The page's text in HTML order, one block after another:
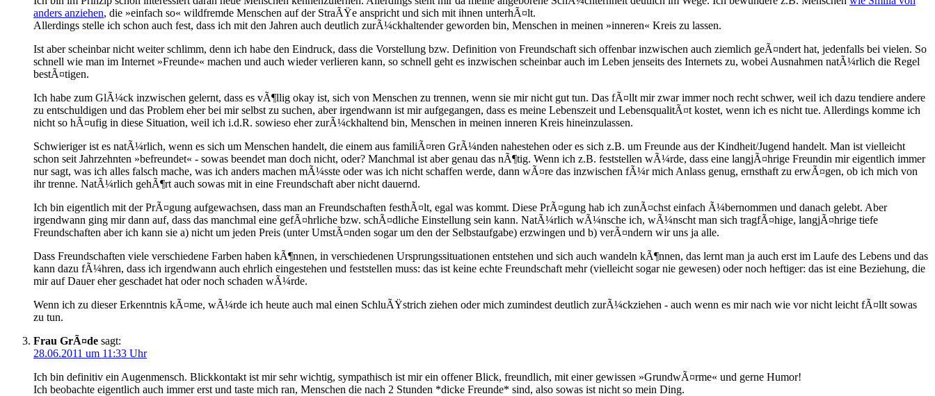
anders anziehen, die »einfach so« wildfremde Menschen auf der StraÃŸe anspricht und sich mit ihnen unterhÃ¤lt.
Allerdings stelle ich schon auch fest, dass ich mit den Jahren auch deutlich zurÃ¼ckhaltender geworden bin, Menschen in meinen »inneren« Kreis zu lassen.
Ist aber scheinbar nicht weiter schlimm, denn ich habe den Eindruck, dass die Vorstellung bzw. Definition von Freundschaft sich offenbar inzwischen auch ziemlich geÃ¤ndert hat, jedenfalls bei vielen. So
schnell wie man im Internet »Freunde« machen und auch wieder verlieren kann, so schnell geht es inzwischen scheinbar auch im Leben jenseits des Internets zu, wobei Ausnahmen natÃ¼rlich die Regel
bestÃ¤tigen.
Ich habe zum GlÃ¼ck inzwischen gelernt, dass es vÃ¶llig okay ist, sich von Menschen zu trennen, wenn sie mir nicht gut tun. Das fÃ¤llt mir zwar immer noch recht schwer, weil ich dazu tendiere andere
zu entschuldigen und das Problem eher bei mir selbst zu suchen, aber irgendwann ist mir aufgegangen, dass es meine Lebenszeit und LebensqualitÃ¤t kostet, wenn ich es nicht tue. Allerdings komme ich
nicht so hÃ¤ufig in diese Situation, weil ich i.d.R. sowieso eher zurÃ¼ckhaltend bin, Menschen in meinen inneren Kreis hineinzulassen.
Schwieriger ist es natÃ¼rlich, wenn es sich um Menschen handelt, die einem aus familiÃ¤ren GrÃ¼nden nahestehen oder es sich z.B. um Freunde aus der Kindheit/Jugend handelt. Man ist vielleicht
schon seit Jahrzehnten »befreundet« - sowas beendet man doch nicht, oder? Manchmal ist aber genau das nÃ¶tig. Wenn ich z.B. feststellen wÃ¼rde, dass eine langjÃ¤hrige Freundin mir eigentlich immer
nur sagt, was ich alles falsch mache, was ich anders machen mÃ¼sste oder was ich nicht schaffen werde, dann wÃ¤re das inzwischen fÃ¼r mich Anlass genug, ernsthaft zu erwÃ¤gen, ob ich mich von
ihr trenne. NatÃ¼rlich gehÃ¶rt auch sowas mit in eine Freundschaft aber nicht dauernd.
Ich bin eigentlich mit der PrÃ¤gung aufgewachsen, dass man an Freundschaften festhÃ¤lt, egal was kommt. Diese PrÃ¤gung hab ich zunÃ¤chst einfach Ã¼bernommen und danach gelebt. Aber
irgendwann ging mir dann auf, dass das manchmal eine gefÃ¤hrliche bzw. schÃ¤dliche Einstellung sein kann. NatÃ¼rlich wÃ¼nsche ich, wÃ¼nscht man sich tragfÃ¤hige, langjÃ¤hrige tiefe
Freundschaften aber ich kann sie a) nicht um jeden Preis (unter UmstÃ¤nden sogar um den der Selbstaufgabe) erzwingen und b) verÃ¤ndern wir uns ja alle.
Dass Freundschaften viele verschiedene Farben haben kÃ¶nnen, in verschiedenen Ursprungssituationen entstehen und sich auch wandeln kÃ¶nnen, das lernt man ja auch erst im Laufe des Lebens und das
kann dazu fÃ¼hren, dass ich irgendwann auch ehrlich eingestehen und feststellen muss: das ist keine echte Freundschaft mehr (vielleicht sogar nie gewesen) oder noch heftiger: das ist eine Beziehung, die
mir auf Dauer eher geschadet hat oder noch schaden wÃ¼rde.
Wenn ich zu dieser Erkenntnis kÃ¤me, wÃ¼rde ich heute auch mal einen SchluÃŸstrich ziehen oder mich zumindest deutlich zurÃ¼ckziehen - auch wenn es mir nach wie vor nicht leicht fÃ¤llt sowas
zu tun.
Frau GrÃ¤de sagt:
28.06.2011 um 11:33 Uhr
Ich bin definitiv ein Augenmensch. Blickkontakt ist mir sehr wichtig, sympathisch ist mir ein offener Blick, freundlich, mit einer gewissen »GrundwÃ¤rme« und gerne Humor!
Ich beobachte eigentlich auch immer erst und taste mich ran, Menschen die nach 2 Stunden *dicke Freunde* sind, also sowas ist nicht so mein Ding.